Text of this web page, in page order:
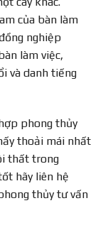
của bàn làm
nghiệp
làm việc,
và danh tiếng
phong thủy
thoải mái nhất
thất trong
hãy liên hệ
thủy tư vấn